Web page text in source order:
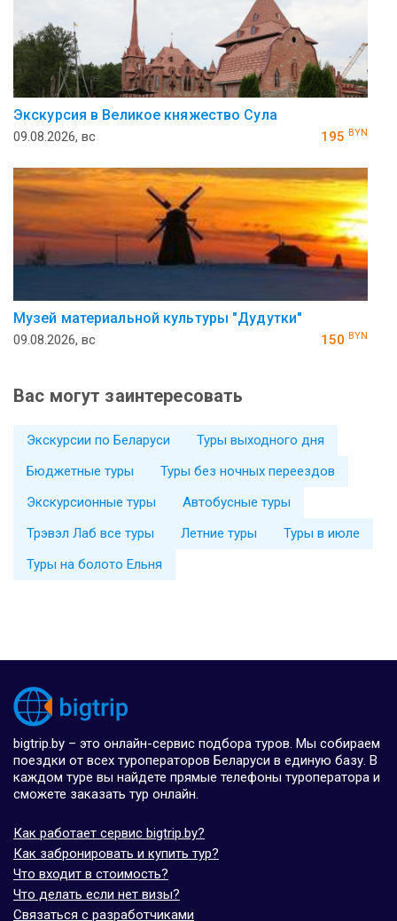
Экскурсия в Великое княжество Сула
09.08.2026, вс 195 BYN
Музей ма­те­ри­аль­ной куль­ту­ры "Ду­дутки"
09.08.2026, вс 150 BYN
Вас могут заинтересовать
Экскурсии по Беларуси
Туры выходного дня
Бюджетные туры
Туры без ночных переездов
Экскурсионные туры
Автобусные туры
Трэвэл Лаб все туры
Летние туры
Туры в июле
Туры на болото Ельня
bigtrip.by – это онлайн-сервис подбора туров. Мы собираем
поездки от всех туроператоров Беларуси в единую базу. В
каждом туре вы найдете прямые телефоны туроператора и
сможете заказать тур онлайн.
Как работает сервис bigtrip.by?
Как забронировать и купить тур?
Что входит в стоимость?
Что делать если нет визы?
Связаться с разработчиками